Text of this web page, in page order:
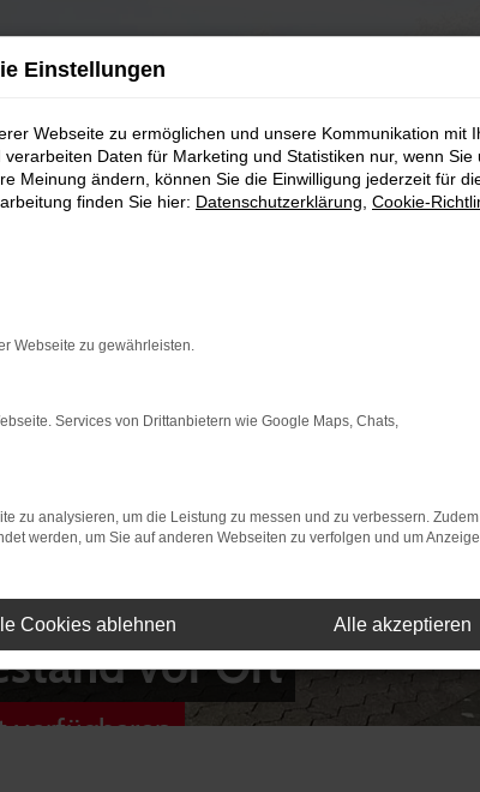
vor Ort
verfügbaren
Einstellungen
Webseite zu ermöglichen und unsere Kommunikation mit
Daten für Marketing und Statistiken nur, wenn Sie
Meinung ändern, können Sie die Einwilligung jederzeit für
finden Sie hier: Datenschutzerklärung Cookie-
Webseite zu gewährleisten.
Services von Drittanbietern wie Google Maps, Chats,
zu analysieren, um die Leistung zu messen und zu verbessern.
werden, um Sie auf anderen Webseiten zu verfolgen und um
Cookies ablehnen Alle akzeptieren